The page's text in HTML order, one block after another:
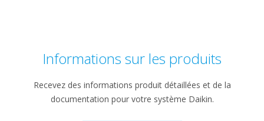
Informations sur les produits
Recevez des informations produit détaillées et de la
documentation pour votre système Daikin.